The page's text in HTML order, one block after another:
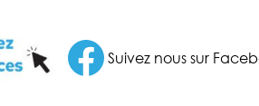
Suivez nous sur